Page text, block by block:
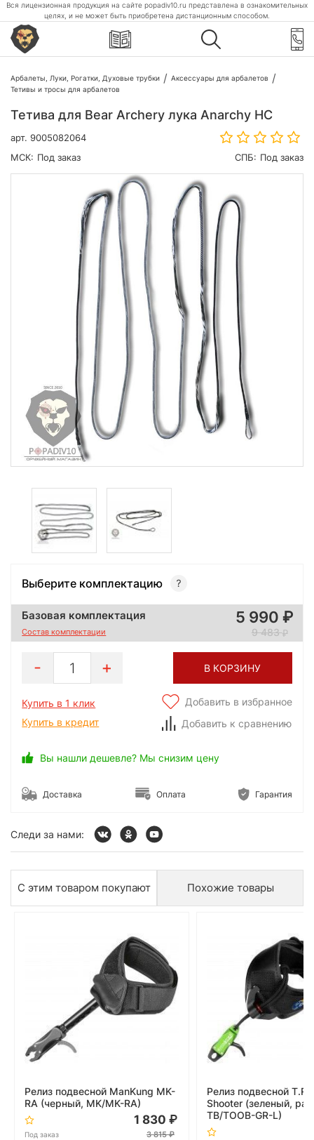
Вся лицензионная продукция на сайте popadiv10.ru представлена в ознакомительных
целях, и не может быть приобретена дистанционным способом.
Арбалеты, Луки, Рогатки, Духовые трубки
Аксессуары для арбалетов
Тетивы и тросы для арбалетов
Тетива для Bear Archery лука Anarchy HC
арт. 9005082064
МСК: Под заказ СПБ: Под заказ
Выберите комплектацию
Базовая комплектация
Состав комплектации
5 990
9 483
1 В КОРЗИНУ
Купить в 1 клик
Купить в кредит
Добавить в избранное
Добавить к сравнению
Вы нашли дешевле? Мы снизим цену
Доставка Оплата Гарантия
Следи за нами:
С этим товаром покупают Похожие товары
Релиз подвесной ManKung MK-
RA (черный, MK/MK-RA)
Под заказ
1 830
3 815
Релиз подвесной
Shooter (зеленый,
TB/TOOB-GR-L)